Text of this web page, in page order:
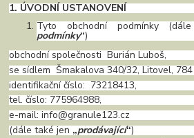
1. ÚVODNÍ USTANOVENÍ
Tyto obchodní podmínky
podmínky“)
obchodní společnosti Burián Luboš,
se sídlem Šmakalova 340/32, Litovel,
identifikační číslo: 73218413,
tel. číslo: 775964988,
e-mail: info@granule123.cz
(dále také jen „prodávající“)